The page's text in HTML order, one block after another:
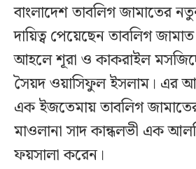
বাংলাদেশ তাবলিগ জামাতের
দায়িত্ব পেয়েছেন তাবলিগ
আহলে শূরা ও কাকরাইল
সৈয়দ ওয়াসিফুল ইসলাম। এর
এক ইজতেমায় তাবলিগ
মাওলানা সাদ কান্ধলভী এক
ফয়সালা করেন।